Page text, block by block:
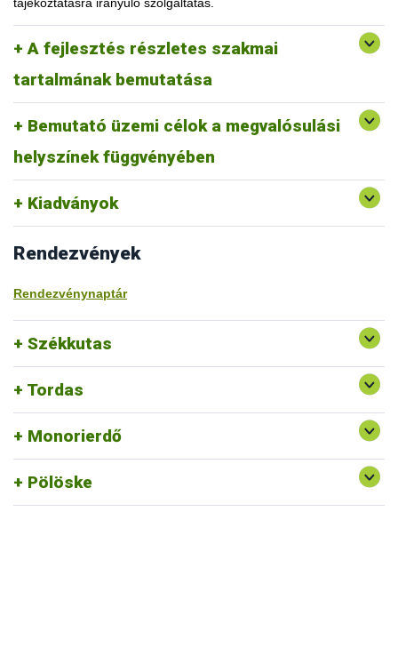
tájékoztatásra irányuló szolgáltatás.
A fejlesztés részletes szakmai
tartalmának bemutatása
állomáson (Tordas, Pölöske, Székkutas, Monorierdő)
valósulna meg bemutató üzemi program.
Bemutató üzemi célok a megvalósulási
helyszínek függvényében
Tordas
kertészeti (zöldség, gyümölcs) fajok, szántóföldi
és üvegházi termesztési körülmények, ökológiai
gazdálkodásra alkalmas fajták vizsgálata
Pölöske
kertészeti (gyümölcs) fajok
Székkutas
szántóföldi fajok vizsgálata
Monorierdő erdészeti fajok vizsgálata, fajtakitermesztés
Kiadványok
Rendezvények
Rendezvénynaptár
Székkutas
Tordas
Monorierdő
Pölöske